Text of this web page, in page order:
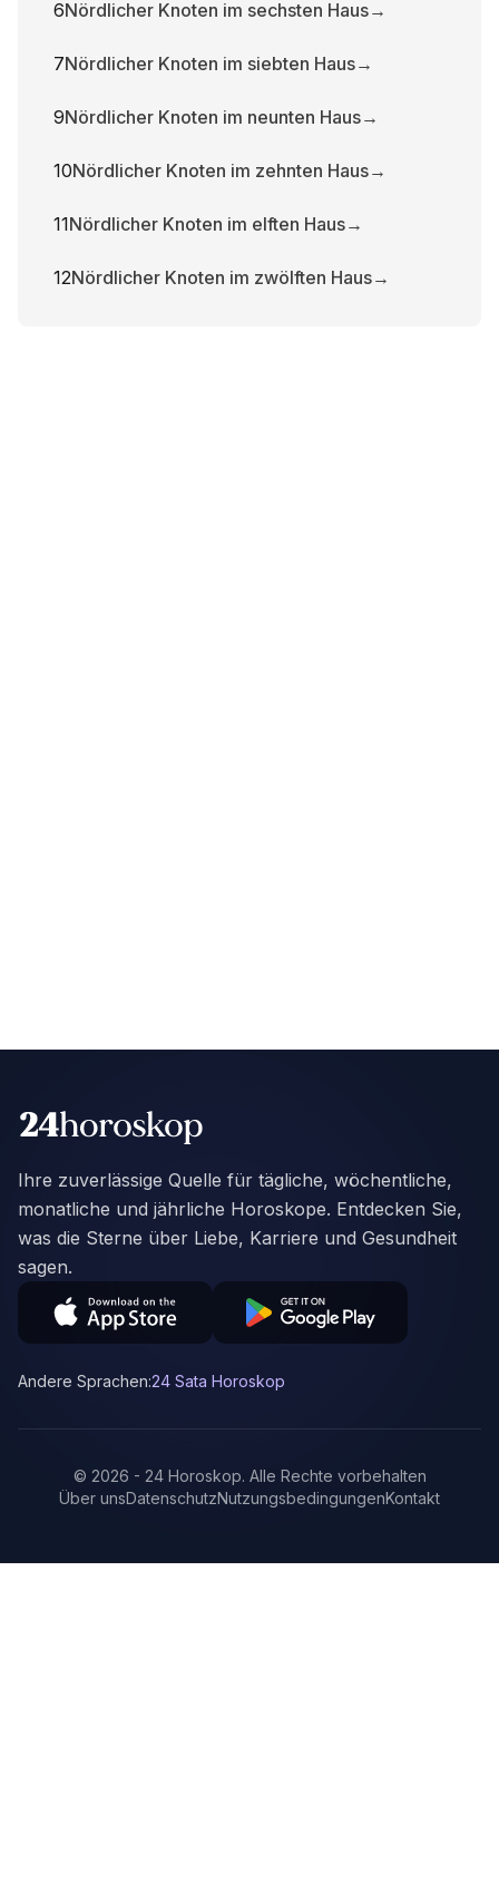
6Nördlicher Knoten im sechsten Haus→
7Nördlicher Knoten im siebten Haus→
9Nördlicher Knoten im neunten Haus→
10Nördlicher Knoten im zehnten Haus→
11Nördlicher Knoten im elften Haus→
12Nördlicher Knoten im zwölften Haus→
Ihre zuverlässige Quelle für tägliche, wöchentliche,
monatliche und jährliche Horoskope. Entdecken Sie,
was die Sterne über Liebe, Karriere und Gesundheit
sagen.
Andere Sprachen:24 Sata Horoskop
© 2026 - 24 Horoskop. Alle Rechte vorbehalten
Über unsDatenschutzNutzungsbedingungenKontakt